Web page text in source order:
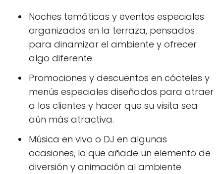
Noches temáticas y eventos especiales
organizados en la terraza, pensados
para dinamizar el ambiente y ofrecer
algo diferente.
Promociones y descuentos en cócteles y
menús especiales diseñados para atraer
a los clientes y hacer que su visita sea
aún más atractiva.
Música en vivo o DJ en algunas
ocasiones, lo que añade un elemento de
diversión y animación al ambiente